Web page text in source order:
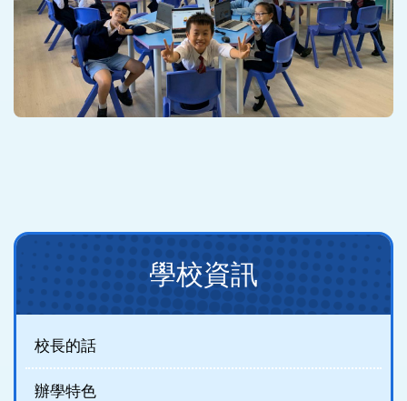
Main
(new)
學校資訊
校長的話
辦學特色